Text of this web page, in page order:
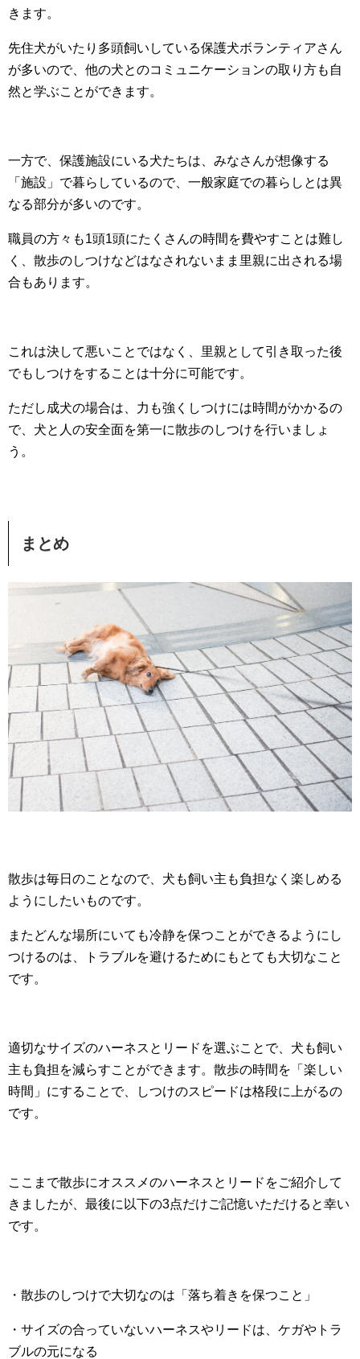
きます。
先住犬がいたり多頭飼いしている保護犬ボランティアさん
が多いので、他の犬とのコミュニケーションの取り方も自
然と学ぶことができます。
一方で、保護施設にいる犬たちは、みなさんが想像する
「施設」で暮らしているので、一般家庭での暮らしとは異
なる部分が多いのです。
職員の方々も1頭1頭にたくさんの時間を費やすことは難し
く、散歩のしつけなどはなされないまま里親に出される場
合もあります。
これは決して悪いことではなく、里親として引き取った後
でもしつけをすることは十分に可能です。
ただし成犬の場合は、力も強くしつけには時間がかかるの
で、犬と人の安全面を第一に散歩のしつけを行いましょ
う。
まとめ
散歩は毎日のことなので、犬も飼い主も負担なく楽しめる
ようにしたいものです。
またどんな場所にいても冷静を保つことができるようにし
つけるのは、トラブルを避けるためにもとても大切なこと
です。
適切なサイズのハーネスとリードを選ぶことで、犬も飼い
主も負担を減らすことができます。散歩の時間を「楽しい
時間」にすることで、しつけのスピードは格段に上がるの
です。
ここまで散歩にオススメのハーネスとリードをご紹介して
きましたが、最後に以下の3点だけご記憶いただけると幸い
です。
・散歩のしつけで大切なのは「落ち着きを保つこと」
・サイズの合っていないハーネスやリードは、ケガやトラ
ブルの元になる